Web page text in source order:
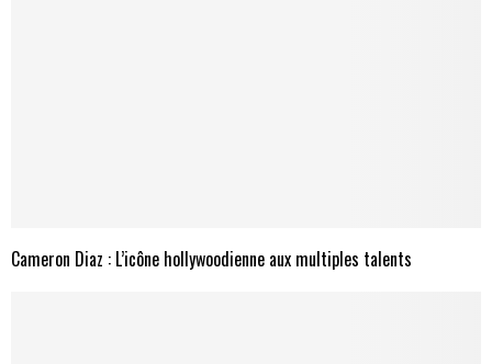
Cameron Diaz : L’icône hollywoodienne aux multiples talents